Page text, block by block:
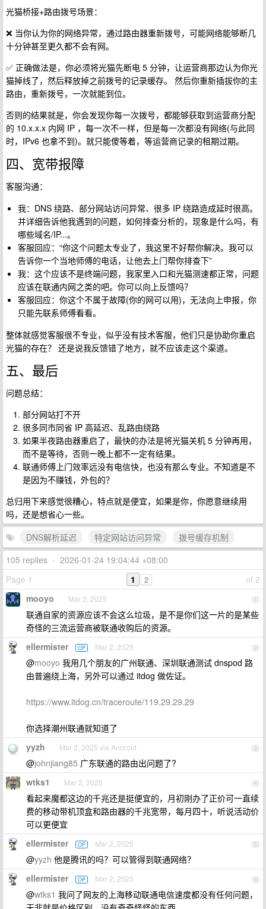
光猫桥接+路由拨号场景：
❌ 当你认为你的网络异常，通过路由器重新拨号，可能网络能够断几
十分钟甚至更久都不会有网。
✅ 正确做法是，你必须将光猫先断电 5 分钟，让运营商那边认为你光
猫掉线了，然后释放掉之前拨号的记录缓存。 然后你重新插拔你的主
路由，重新拨号，一次就能到位。
否则的结果就是，你会发现你每一次拨号，都能够获取到运营商分配
的 10.x.x.x 内网 IP ，每一次不一样，但是每一次都没有网络(与此同
时，IPv6 也拿不到)。就只能傻等着，等运营商记录的租期过期。
四、宽带报障
客服沟通：
我：DNS 绕路、部分网站访问异常、很多 IP 绕路造成延时很高。
并详细告诉他我遇到的问题，如何排查分析的，现象是什么吗，有
哪些域名/IP...。
客服回应：“你这个问题太专业了，我这里不好帮你解决。我可以
告诉你一个当地师傅的电话，让他去上门帮你排查下”
我：这个应该不是终端问题，我家里入口和光猫测速都正常，问题
应该在联通内网之类的吧。你可以向上反馈吗？
客服回应：你这个不属于故障(你的网可以用)，无法向上申报，你
只能先联系师傅看看。
整体就感觉客服很不专业，似乎没有技术客服，他们只是协助你重启
光猫的存在？ 还是说我反馈错了地方，就不应该走这个渠道。
五、最后
问题总结：
部分网站打不开
很多同市同省 IP 高延迟、乱路由绕路
如果半夜路由器重启了，最快的办法是将光猫关机 5 分钟再用，
而不是等待，否则一晚上都不一定有结果。
联通师傅上门效率远没有电信快，也没有那么专业。不知道是不
是因为不赚钱，外包的？
总归用下来感觉很糟心，特点就是便宜，如果是你，你愿意继续用
吗，还是想省心一些。
DNS解析延迟
特定网站访问异常
拨号缓存机制
105 replies • 2026-01-24 19:04:44 +08:00
Page 1
of 2
1 2
1
mooyo Mar 2, 2025
联通自家的资源应该不会这么垃圾，是不是你们这一片的是某些
奇怪的三流运营商被联通收购后的资源。
2
ellermister OP Mar 2, 2025
@mooyo 我用几个朋友的广州联通、深圳联通测试 dnspod 路
由普遍绕上海，另外可以通过 itdog 做佐证。
https://www.itdog.cn/traceroute/119.29.29.29
你选择潮州联通就知道了
3
yyzh Mar 2, 2025 via Android
@johnjiang85 广东联通的路由出问题了?
4
wtks1 Mar 2, 2025
看起来魔都这边的千兆还是挺便宜的，月初刚办了正价可一直续
费的移动带机顶盒和路由器的千兆宽带，每月四十，听说活动价
可以更便宜
5
ellermister OP Mar 2, 2025
@yyzh 他是腾讯的吗？可以管得到联通网络？
6
ellermister OP Mar 2, 2025
@wtks1 我问了网友的上海移动联通电信速度都没有任何问题，